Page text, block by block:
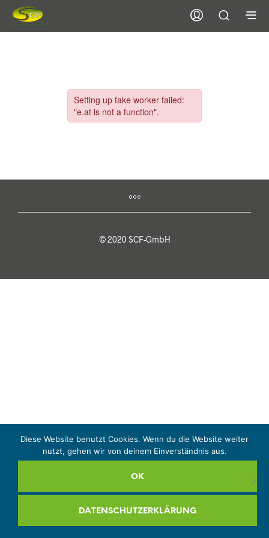
© 2020 SCF-GmbH
Diese Website benutzt Cookies. Wenn du die Website weiter
nutzt, gehen wir von deinem Einverständnis aus.
OK
DATENSCHUTZERKLÄRUNG